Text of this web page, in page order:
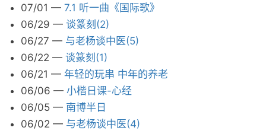
07/01 — 7.1 听一曲《国际歌》
06/29 — 谈篆刻(2)
06/27 — 与老杨谈中医(5)
06/22 — 谈篆刻(1)
06/21 — 年轻的玩串 中年的养老
06/06 — 小楷日课-心经
06/05 — 南博半日
06/02 — 与老杨谈中医(4)